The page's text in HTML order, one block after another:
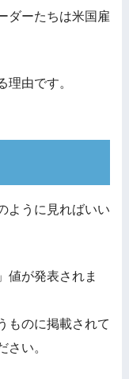
ダーたちは米国雇
理由です。
ように見ればいい
値が発表されま
ものに掲載されて
さい。